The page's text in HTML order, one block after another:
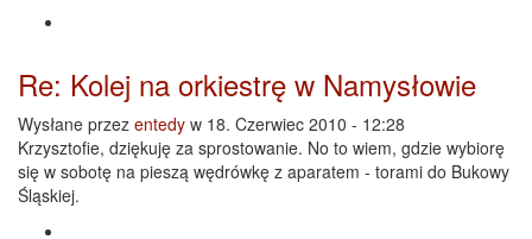
Re: Kolej na orkiestrę w Namysłowie
Wysłane przez entedy w 18. Czerwiec 2010 - 12:28
Krzysztofie, dziękuję za sprostowanie. No to wiem, gdzie wybiorę
się w sobotę na pieszą wędrówkę z aparatem - torami do Bukowy
Śląskiej.